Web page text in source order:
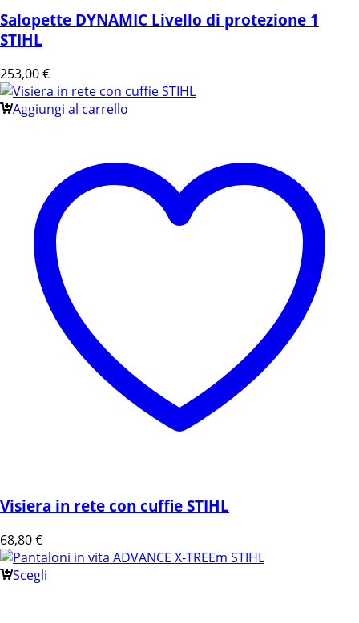
Salopette DYNAMIC Livello di protezione 1
STIHL
253,00€
Aggiungi al carrello
Visiera in rete con cuffie STIHL
68,80€
Scegli